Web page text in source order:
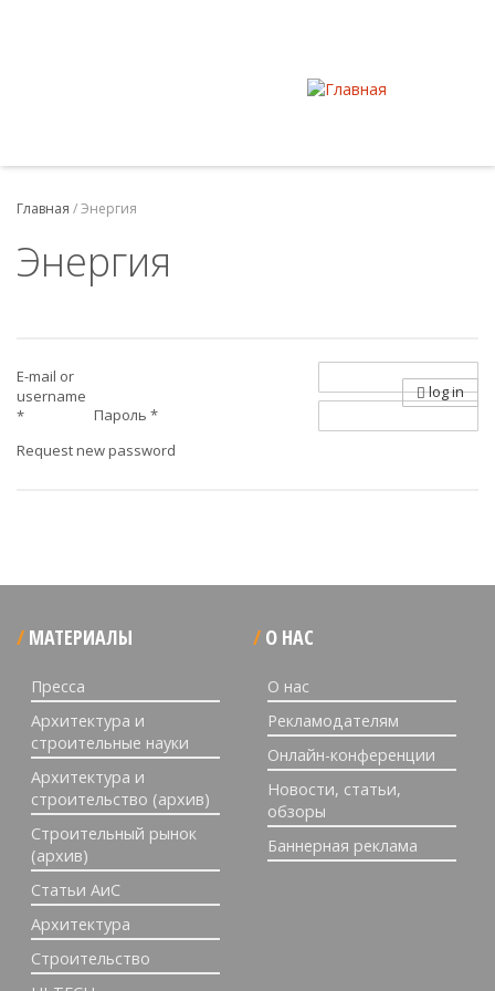
Главная /Энергия
Энергия
E-mail or
username
*
Пароль *
Request new password
log in
МАТЕРИАЛЫ
Пресса
Архитектура и
строительные науки
Архитектура и
строительство (архив)
Строительный рынок
(архив)
Статьи АиС
Архитектура
Строительство
О НАС
О нас
Рекламодателям
Онлайн-конференции
Новости, статьи,
обзоры
Баннерная реклама